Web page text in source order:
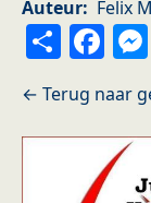
Auteur
Felix